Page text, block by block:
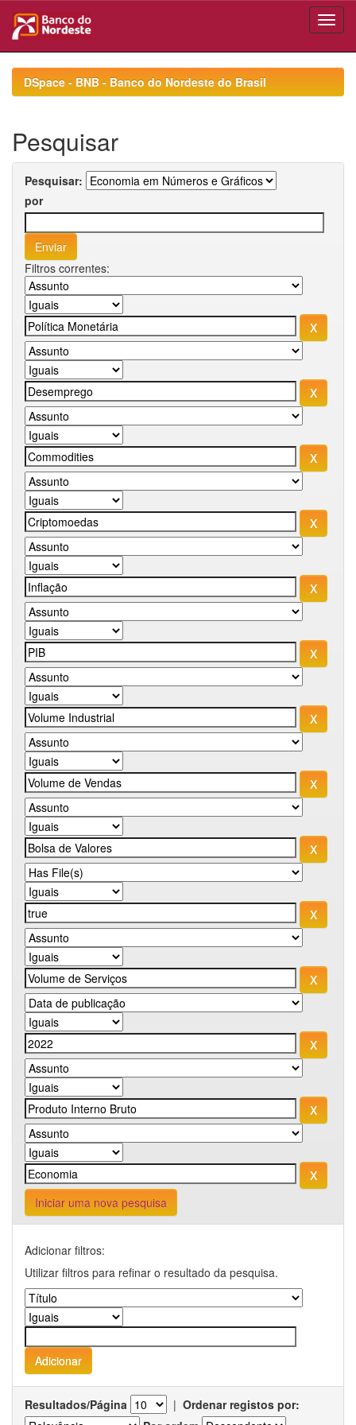
navigationDSpace - BNB - Banco do Nordeste do Brasil
Pesquisar
Pesquisar:
por
Filtros correntes:
Iniciar uma nova pesquisa
Adicionar filtros:
Utilizar filtros para refinar o resultado da pesquisa.
Resultados/Página | Ordenar registos por: